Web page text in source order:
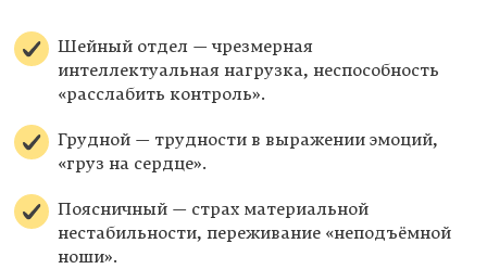
Шейный отдел — чрезмерная
интеллектуальная нагрузка, неспособность
«расслабить контроль».
Грудной — трудности в выражении эмоций,
«груз на сердце».
Поясничный — страх материальной
нестабильности, переживание «неподъёмной
ноши».